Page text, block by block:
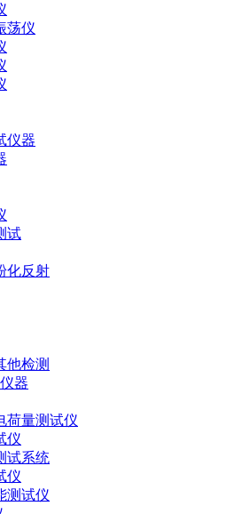
荡仪
仪器
试
化反射
他检测
器
荷量测试仪
仪
试系统
仪
测试仪